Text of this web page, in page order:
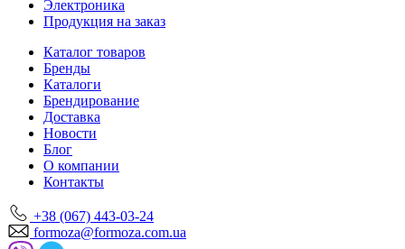
Электроника
Продукция на заказ
Каталог товаров
Бренды
Каталоги
Брендирование
Доставка
Новости
Блог
О компании
Контакты
+38 (067) 443-03-24
formoza@formoza.com.ua